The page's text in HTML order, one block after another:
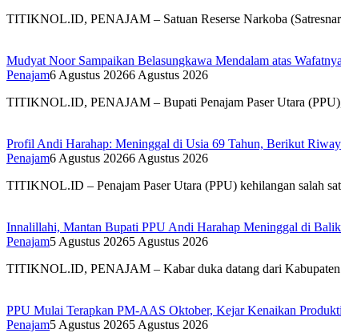
TITIKNOL.ID, PENAJAM – Satuan Reserse Narkoba
Mudyat Noor Sampaikan Belasungkawa Mendalam atas
Penajam6 Agustus 20266 Agustus 2026
TITIKNOL.ID, PENAJAM – Bupati Penajam Paser Utara
Profil Andi Harahap: Meninggal di Usia 69 Tahun, Berikut
Penajam6 Agustus 20266 Agustus 2026
TITIKNOL.ID – Penajam Paser Utara (PPU) kehilangan salah
Innalillahi, Mantan Bupati PPU Andi Harahap Meninggal di
Penajam5 Agustus 20265 Agustus 2026
TITIKNOL.ID, PENAJAM – Kabar duka datang dari
PPU Mulai Terapkan PM-AAS Oktober, Kejar Kenaikan
Penajam5 Agustus 20265 Agustus 2026